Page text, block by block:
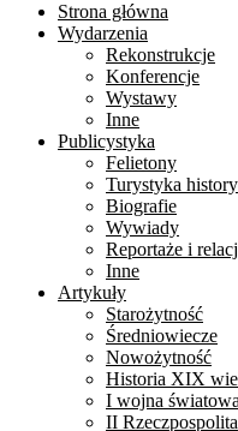
Strona główna
Wydarzenia
Rekonstrukcje
Konferencje
Wystawy
Inne
Publicystyka
Felietony
Turystyka
Biografie
Wywiady
Reportaże i
Inne
Artykuły
Starożytność
Średniowiecze
Nowożytność
Historia XIX
I wojna
II Rzeczpospolita